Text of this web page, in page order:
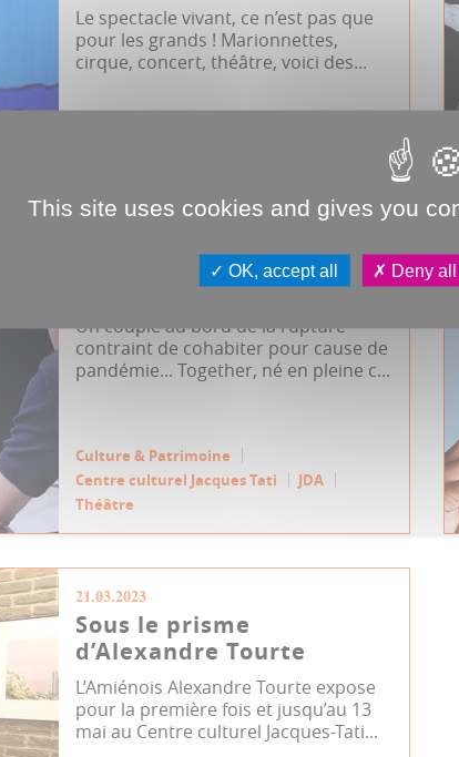
Le spectacle vivant, ce n’est pas que
pour les grands ! Marionnettes,
cirque, concert, théâtre, voici des...
Scènes de la vie confinée
Un couple au bord de la rupture
contraint de cohabiter pour cause de
pandémie... Together, né en pleine c...
Culture & Patrimoine
Centre culturel Jacques Tati
JDA
Théâtre
21.03.2023
Sous le prisme
d’Alexandre Tourte
L’Amiénois Alexandre Tourte expose
pour la première fois et jusqu’au 13
mai au Centre culturel Jacques-Tati...
This site uses cookies and gives you
OK, accept all Deny